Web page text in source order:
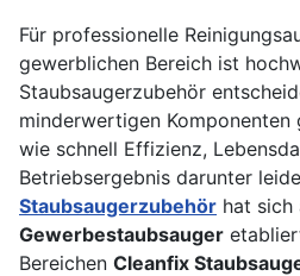
Für professionelle
gewerblichen Bereich ist
Staubsaugerzubehör
minderwertigen
wie schnell Effizienz,
Betriebsergebnis darunter
Staubsaugerzubehör hat sich
Gewerbestaubsauger
Bereichen Cleanfix